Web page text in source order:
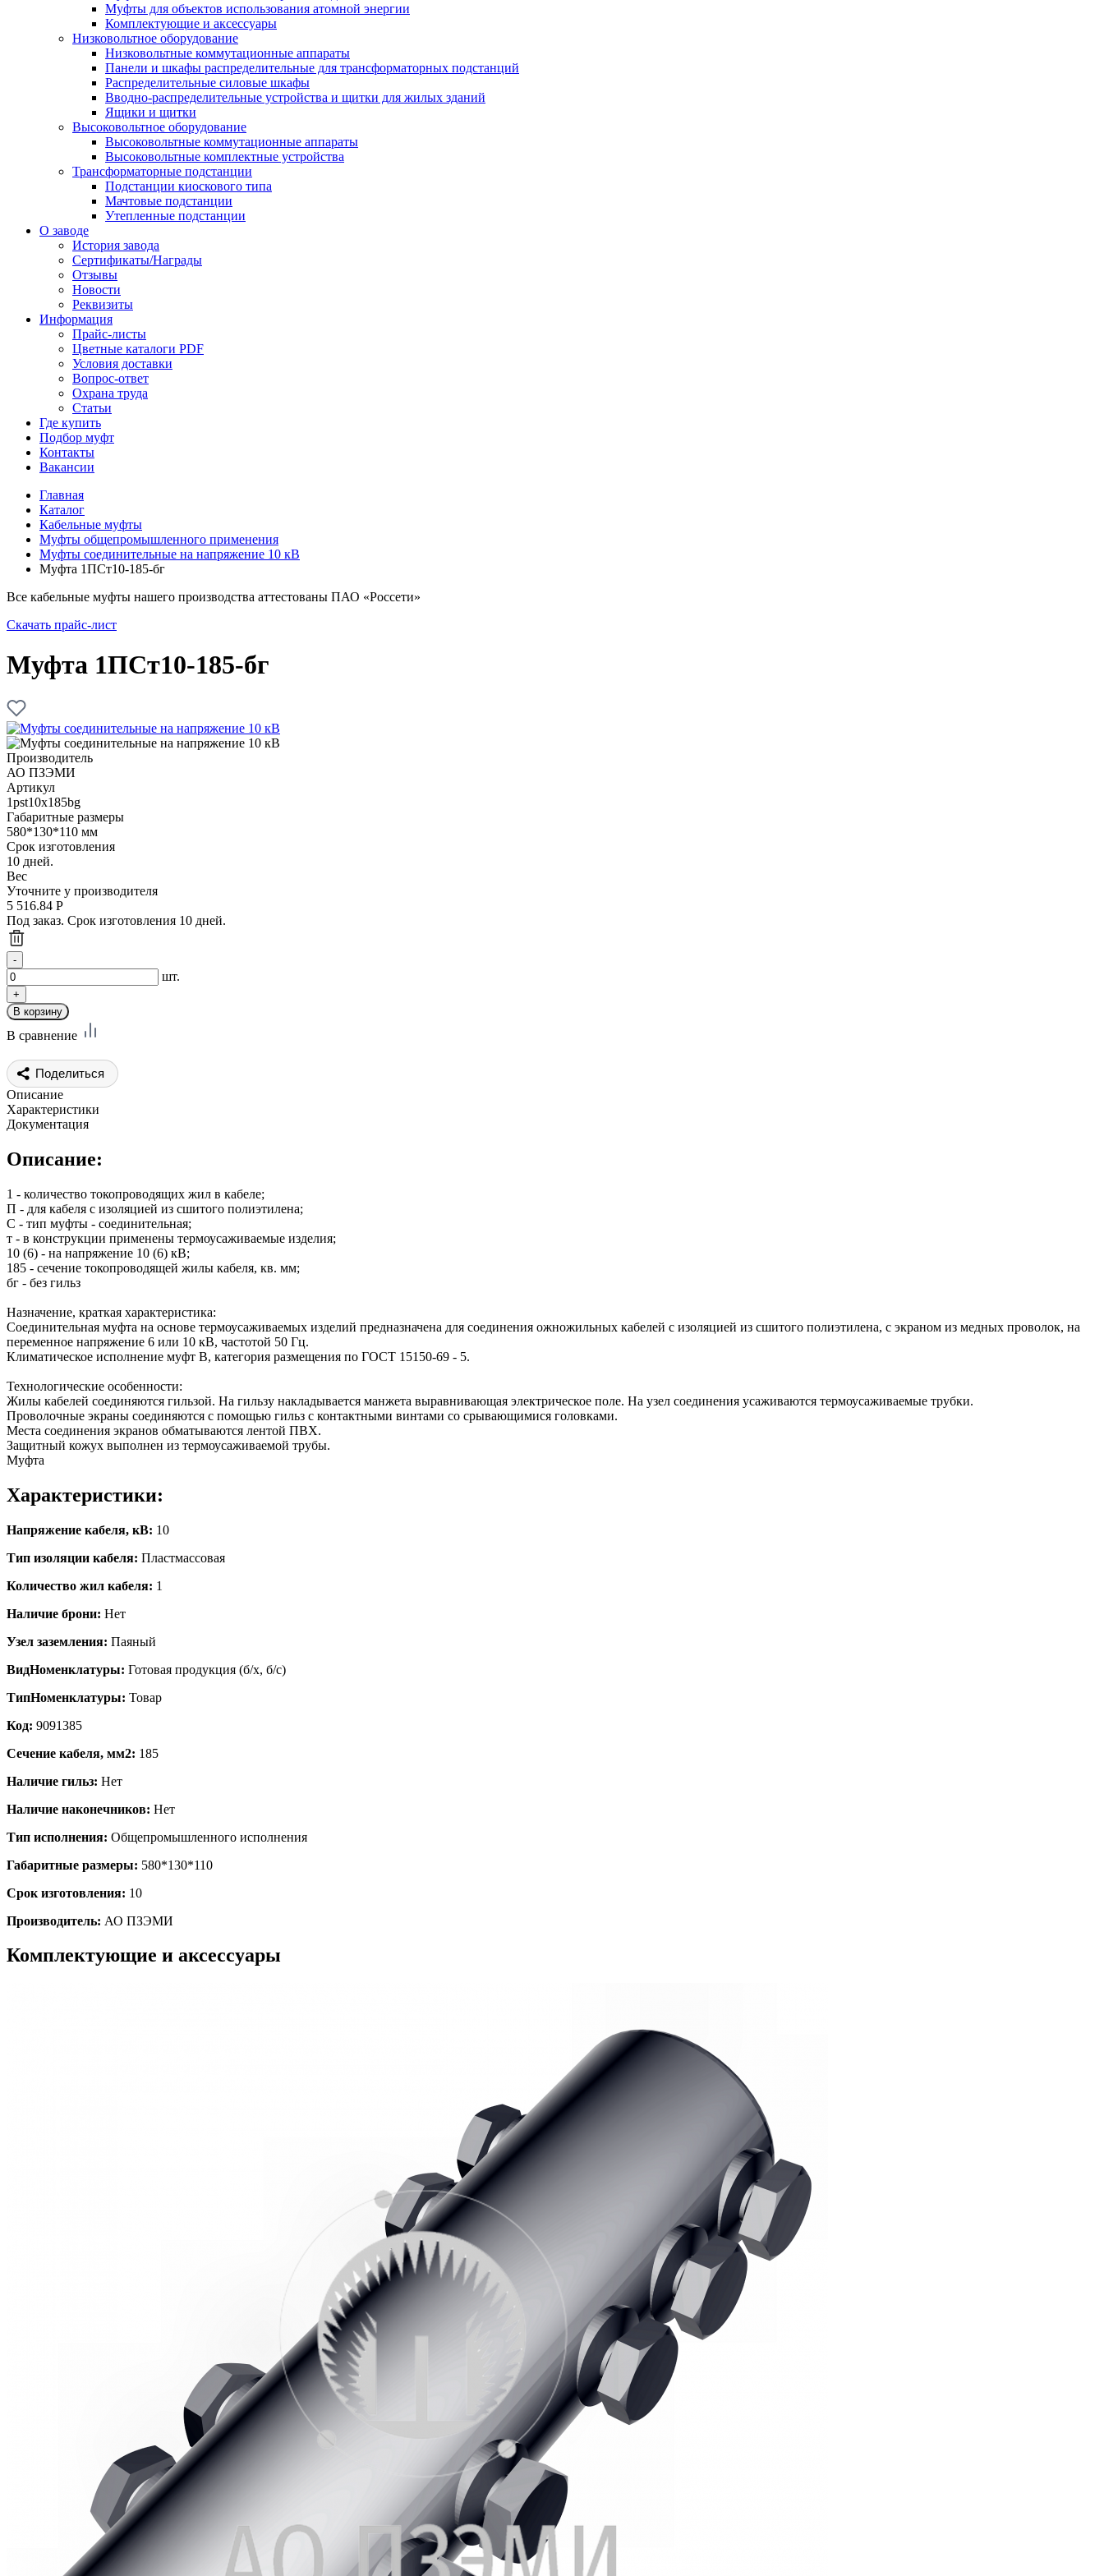
Муфты для объектов использования атомной энергии
Комплектующие и аксессуары
Низковольтное оборудование
Низковольтные коммутационные аппараты
Панели и шкафы распределительные для трансформаторных подстанций
Распределительные силовые шкафы
Вводно-распределительные устройства и щитки для жилых зданий
Ящики и щитки
Высоковольтное оборудование
Высоковольтные коммутационные аппараты
Высоковольтные комплектные устройства
Трансформаторные подстанции
Подстанции киоскового типа
Мачтовые подстанции
Утепленные подстанции
О заводе
История завода
Сертификаты/Награды
Отзывы
Новости
Реквизиты
Информация
Прайс-листы
Цветные каталоги PDF
Условия доставки
Вопрос-ответ
Охрана труда
Статьи
Где купить
Подбор муфт
Контакты
Вакансии
Главная
Каталог
Кабельные муфты
Муфты общепромышленного применения
Муфты соединительные на напряжение 10 кВ
Муфта 1ПСт10-185-бг
Все кабельные муфты нашего производства аттестованы ПАО «Россети»
Скачать прайс-лист
Муфта 1ПСт10-185-бг
Производитель
АО ПЗЭМИ
Артикул
1pst10x185bg
Габаритные размеры
580*130*110 мм
Срок изготовления
10 дней.
Вес
Уточните у производителя
5 516.84 Р
Под заказ. Срок изготовления 10 дней.
шт.
В сравнение
Поделиться
Описание
Характеристики
Документация
Описание:
1 - количество токопроводящих жил в кабеле;
П - для кабеля с изоляцией из сшитого полиэтилена;
С - тип муфты - соединительная;
т - в конструкции применены термоусаживаемые изделия;
10 (6) - на напряжение 10 (6) кВ;
185 - сечение токопроводящей жилы кабеля, кв. мм;
бг - без гильз
Назначение, краткая характеристика:
Соединительная муфта на основе термоусаживаемых изделий предназначена для соединения ожножильных кабелей с изоляцией из сшитого полиэтилена, с экраном из медных проволок, на
переменное напряжение 6 или 10 кВ, частотой 50 Гц.
Климатическое исполнение муфт В, категория размещения по ГОСТ 15150-69 - 5.
Технологические особенности:
Жилы кабелей соединяются гильзой. На гильзу накладывается манжета выравнивающая электрическое поле. На узел соединения усаживаются термоусаживаемые трубки.
Проволочные экраны соединяются с помощью гильз с контактными винтами со срывающимися головками.
Места соединения экранов обматываются лентой ПВХ.
Защитный кожух выполнен из термоусаживаемой трубы.
Муфта
Характеристики:
Напряжение кабеля, кВ: 10
Тип изоляции кабеля: Пластмассовая
Количество жил кабеля: 1
Наличие брони: Нет
Узел заземления: Паяный
ВидНоменклатуры: Готовая продукция (б/х, б/с)
ТипНоменклатуры: Товар
Код: 9091385
Сечение кабеля, мм2: 185
Наличие гильз: Нет
Наличие наконечников: Нет
Тип исполнения: Общепромышленного исполнения
Габаритные размеры: 580*130*110
Срок изготовления: 10
Производитель: АО ПЗЭМИ
Комплектующие и аксессуары